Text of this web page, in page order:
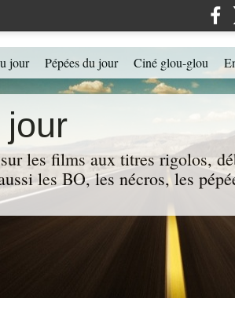
jour
les films aux titres rigolos,
les BO, les nécros, les
jour Pépées du jour Ciné glou-glou